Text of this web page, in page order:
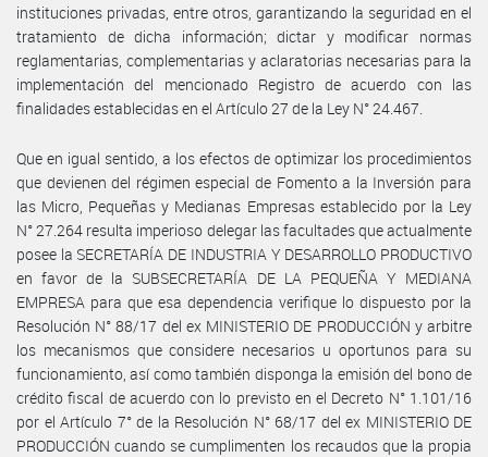
instituciones privadas, entre otros, garantizando la seguridad en el
tratamiento de dicha información; dictar y modificar normas
reglamentarias, complementarias y aclaratorias necesarias para la
implementación del mencionado Registro de acuerdo con las
finalidades establecidas en el Artículo 27 de la Ley N° 24.467.
Que en igual sentido, a los efectos de optimizar los procedimientos
que devienen del régimen especial de Fomento a la Inversión para
las Micro, Pequeñas y Medianas Empresas establecido por la Ley
N° 27.264 resulta imperioso delegar las facultades que actualmente
posee la SECRETARÍA DE INDUSTRIA Y DESARROLLO PRODUCTIVO
en favor de la SUBSECRETARÍA DE LA PEQUEÑA Y MEDIANA
EMPRESA para que esa dependencia verifique lo dispuesto por la
Resolución N° 88/17 del ex MINISTERIO DE PRODUCCIÓN y arbitre
los mecanismos que considere necesarios u oportunos para su
funcionamiento, así como también disponga la emisión del bono de
crédito fiscal de acuerdo con lo previsto en el Decreto N° 1.101/16
por el Artículo 7° de la Resolución N° 68/17 del ex MINISTERIO DE
PRODUCCIÓN cuando se cumplimenten los recaudos que la propia